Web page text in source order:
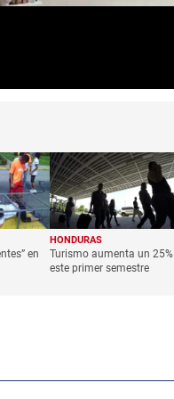
en
HONDURAS
Turismo aumenta un 25%
este primer semestre